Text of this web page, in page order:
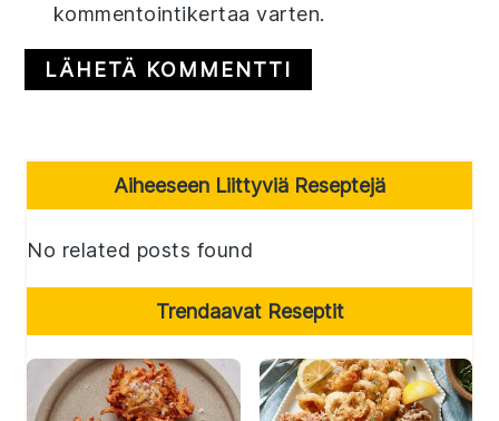
kommentointikertaa varten.
Primary
Sidebar
Aiheeseen Liittyviä Reseptejä
No related posts found
Trendaavat Reseptit